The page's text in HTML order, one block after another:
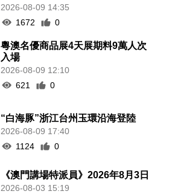
2026-08-09 14:35
1672
0
粵澳名優商品展4天展期料9萬人次
入場
2026-08-09 12:10
621
0
“白海豚”浙江台州玉環沿海登陸
2026-08-09 17:40
1124
0
《澳門講場特派員》2026年8月3日
2026-08-03 15:19